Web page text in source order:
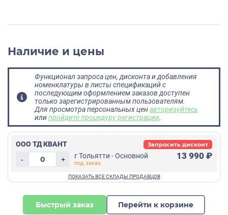
Наличие и цены
Функционал запроса цен, дисконта и добавления
номенклатуры в листы спецификаций с
последующим оформлением заказов доступен
только зарегистрированным пользователям.
Для просмотра персональных ценавторизуйтесь
илипройдите процедуру регистрации.
ООО ТД КВАНТ
-
+ г Тольятти - Основной 13 990 ₽
Запросить дисконт
Быстрый заказ Перейти к корзине